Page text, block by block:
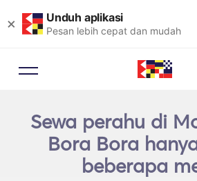
× Unduh aplikasi
Pesan lebih cepat dan mudah
Sewa perahu di
Bora Bora
beberapa